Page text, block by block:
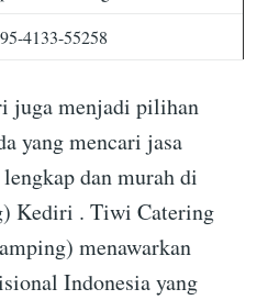
4133-55258
juga menjadi pilihan
yang mencari jasa
dan murah di
Kediri . Tiwi Catering
menawarkan
Indonesia yang